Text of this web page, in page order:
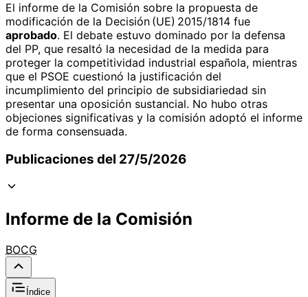
El informe de la Comisión sobre la propuesta de
modificación de la Decisión (UE) 2015/1814 fue
aprobado. El debate estuvo dominado por la defensa
del PP, que resaltó la necesidad de la medida para
proteger la competitividad industrial española, mientras
que el PSOE cuestionó la justificación del
incumplimiento del principio de subsidiariedad sin
presentar una oposición sustancial. No hubo otras
objeciones significativas y la comisión adoptó el informe
de forma consensuada.
Publicaciones del 27/5/2026
Informe de la Comisión
BOCG
Índice